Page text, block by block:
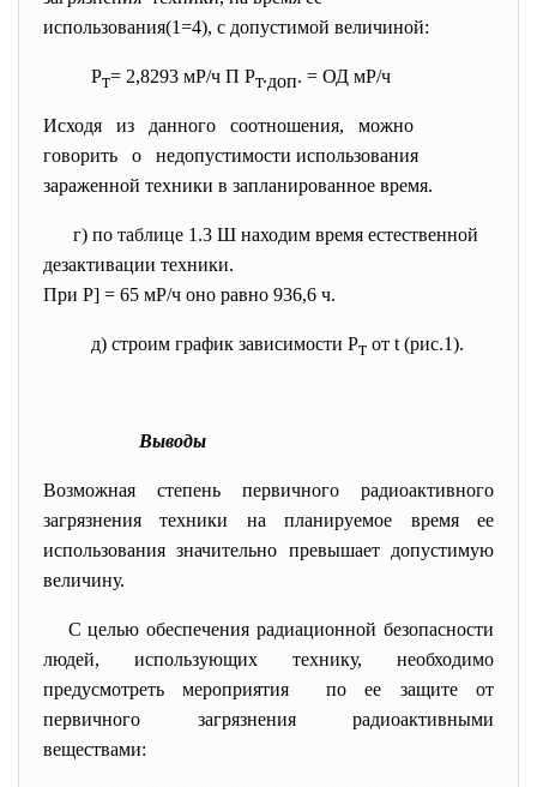
использования(1=4), с допустимой величиной:
Рт= 2,8293 мР/ч П Рт.доп. = ОД мР/ч
Исходя из данного соотношения, можно
говорить о недопустимости использования
зараженной техники в запланированное время.
г) по таблице 1.3 Ш находим время естественной
дезактивации техники.
При Р] = 65 мР/ч оно равно 936,6 ч.
д) строим график зависимости Рт от t (рис.1).
Выводы
Возможная степень первичного радиоактивного
загрязнения техники на планируемое время ее
использования значительно превышает допустимую
величину.
С целью обеспечения радиационной безопасности
людей, использующих технику, необходимо
предусмотреть мероприятия по ее защите от
первичного загрязнения радиоактивными
веществами: